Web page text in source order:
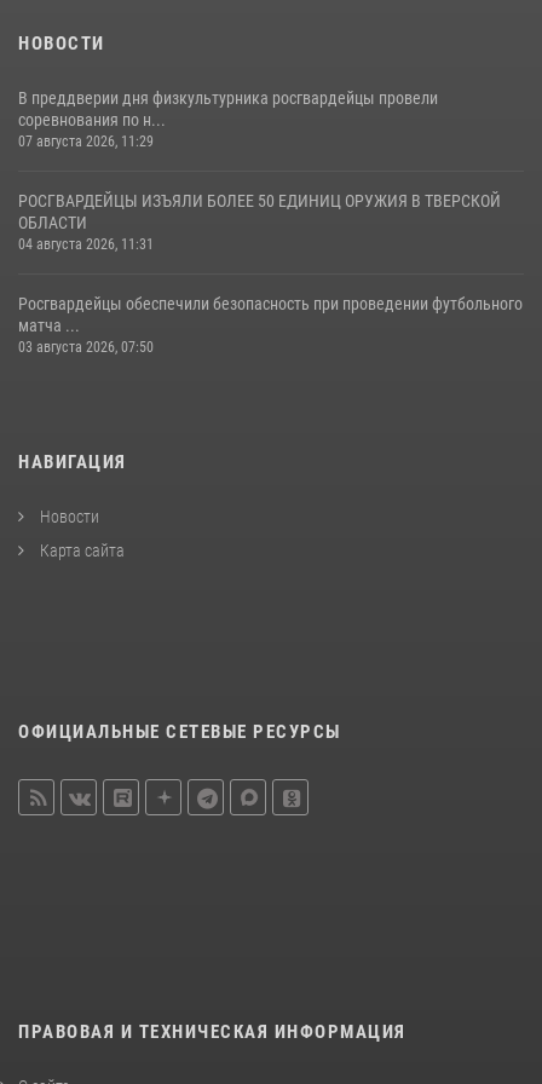
НОВОСТИ
В преддверии дня физкультурника росгвардейцы провели
соревнования по н...
07 августа 2026, 11:29
РОСГВАРДЕЙЦЫ ИЗЪЯЛИ БОЛЕЕ 50 ЕДИНИЦ ОРУЖИЯ В ТВЕРСКОЙ
ОБЛАСТИ
04 августа 2026, 11:31
Росгвардейцы обеспечили безопасность при проведении футбольного
матча ...
03 августа 2026, 07:50
НАВИГАЦИЯ
Новости
Карта сайта
ОФИЦИАЛЬНЫЕ СЕТЕВЫЕ РЕСУРСЫ
ПРАВОВАЯ И ТЕХНИЧЕСКАЯ ИНФОРМАЦИЯ